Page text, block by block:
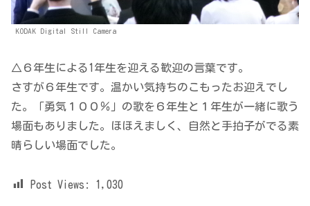
KODAK Digital Still Camera
△６年生による1年生を迎える歓迎の言葉です。
さすが６年生です。温かい気持ちのこもったお迎えでし
た。「勇気１００％」の歌を６年生と１年生が一緒に歌う
場面もありました。ほほえましく、自然と手拍子がでる素
晴らしい場面でした。
Post Views: 1,030